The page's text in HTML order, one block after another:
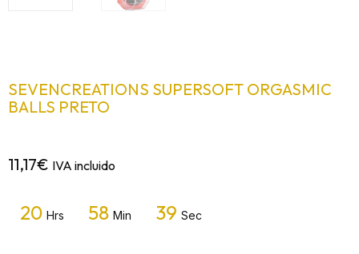
SEVENCREATIONS SUPERSOFT ORGASMIC
BALLS PRETO
11,17€ IVA incluido
20 Hrs 58 Min 39 Sec